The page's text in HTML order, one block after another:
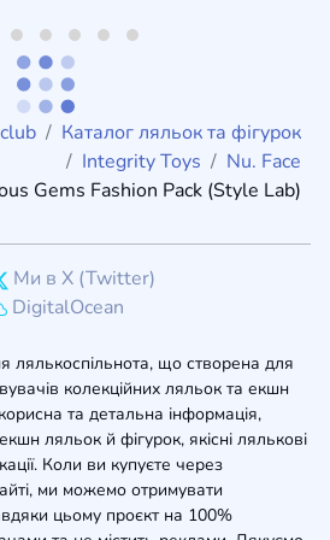
Каталог ляльок та фігурок
Integrity Toys
Nu. Face
Gems Fashion Pack (Style Lab)
Ми в X (Twitter)
DigitalOcean
лялькоспільнота, що створена для
колекційних ляльок та екшн
та детальна інформація,
ляльок й фігурок, якісні лялькові
Коли ви купуєте через
ми можемо отримувати
цьому проєкт на 100%